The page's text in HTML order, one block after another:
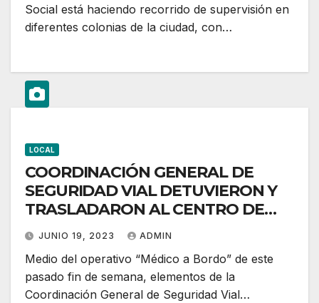
Social está haciendo recorrido de supervisión en
diferentes colonias de la ciudad, con…
LOCAL
COORDINACIÓN GENERAL DE
SEGURIDAD VIAL DETUVIERON Y
TRASLADARON AL CENTRO DE
RECUPERACIÓN CÍVICA 80
CONDUCTORES MANEJABAN
BAJO LOS INFLUJOS DEL
ALCOHOL
JUNIO 19, 2023 ADMIN
Medio del operativo “Médico a Bordo” de este
pasado fin de semana, elementos de la
Coordinación General de Seguridad Vial…